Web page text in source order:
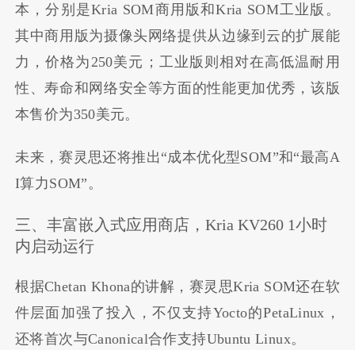
本，分别是Kria SOM商用版和Kria SOM工业版。
其中商用版为摄像头网络提供从边缘到云的扩展能
力，价格为250美元；工业版则相对在高低温耐用
性、寿命和网络安全等方面的性能更加优秀，该版
本售价为350美元。
未来，赛灵思还将推出“成本优化型SOM”和“最高A
I算力SOM”。
三、丰富嵌入式应用商店，Kria KV260 1小时
内启动运行
根据Chetan Khona的讲解，赛灵思Kria SOM还在软
件层面加强了投入，不仅支持Yocto的PetaLinux，
还将首次与Canonical合作支持Ubuntu Linux。